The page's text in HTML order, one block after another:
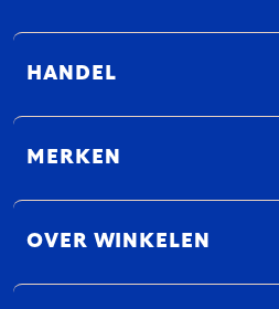
HANDEL
MERKEN
OVER WINKELEN